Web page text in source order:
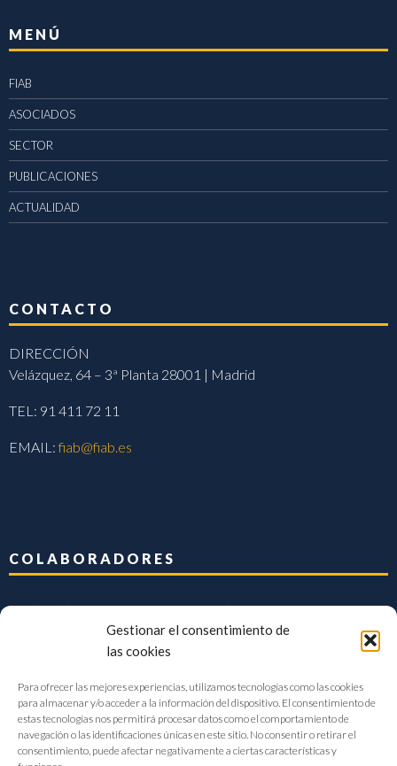
Gestionar el consentimiento de
las cookies
Para ofrecer las mejores experiencias, utilizamos tecnologías como las cookies
para almacenar y/o acceder a la información del dispositivo. El consentimiento de
estas tecnologías nos permitirá procesar datos como el comportamiento de
navegación o las identificaciones únicas en este sitio. No consentir o retirar el
consentimiento, puede afectar negativamente a ciertas características y
MENÚ
FIAB
ASOCIADOS
SECTOR
PUBLICACIONES
ACTUALIDAD
CONTACTO
DIRECCIÓN
Velázquez, 64 – 3ª Planta 28001 | Madrid
TEL: 91 411 72 11
EMAIL:fiab@fiab.es
COLABORADORES